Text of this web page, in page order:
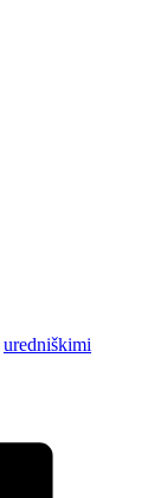
uredniškimi